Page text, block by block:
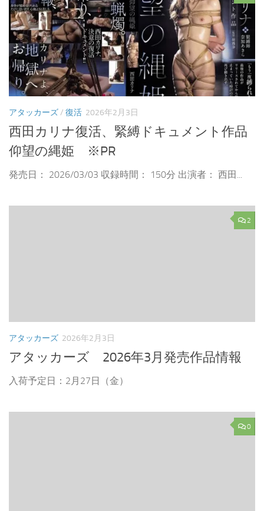
アタッカーズ/ 復活 2026年2月3日
西田カリナ復活、緊縛ドキュメント作品
仰望の縄姫 ※PR
発売日： 2026/03/03 収録時間： 150分 出演者： 西田...
2
アタッカーズ 2026年2月3日
アタッカーズ 2026年3月発売作品情報
入荷予定日：2月27日（金）
0